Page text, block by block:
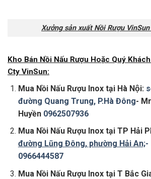
Xưởng sản xuất Nồi Rượu
Kho Bán Nồi Nấu Rượu Hoặc Quý
Cty VinSun:
Mua Nồi Nấu Rượu Inox tại Hà Nội:
đường Quang Trung, P.Hà Đông-
Huyền 0962507936
Mua Nồi Nấu Rượu Inox tại TP Hải
đường Lũng Đông, phường Hải An;-
0966444587
Mua Nồi Nấu Rượu Inox tại T Bắc